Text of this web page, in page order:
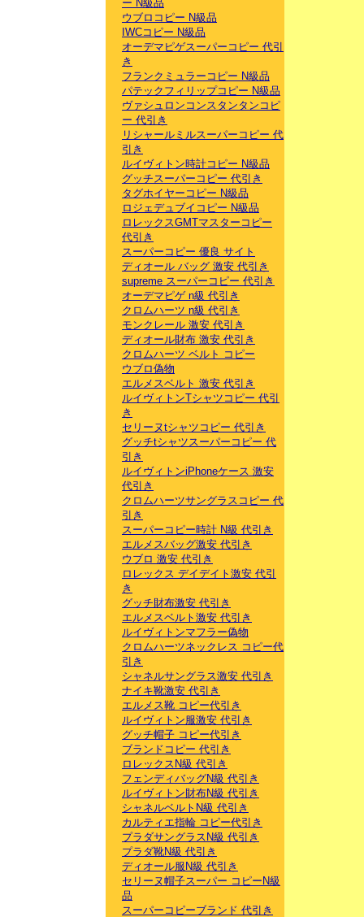
ー N級品
ウブロコピー N級品
IWCコピー N級品
オーデマピゲスーパーコピー 代引
き
フランクミュラーコピー N級品
パテックフィリップコピー N級品
ヴァシュロンコンスタンタンコピ
ー 代引き
リシャールミルスーパーコピー 代
引き
ルイヴィトン時計コピー N級品
グッチスーパーコピー 代引き
タグホイヤーコピー N級品
ロジェデュブイコピー N級品
ロレックスGMTマスターコピー
代引き
スーパーコピー 優良 サイト
ディオール バッグ 激安 代引き
supreme スーパーコピー 代引き
オーデマピゲ n級 代引き
クロムハーツ n級 代引き
モンクレール 激安 代引き
ディオール財布 激安 代引き
クロムハーツ ベルト コピー
ウブロ偽物
エルメスベルト 激安 代引き
ルイヴィトンTシャツコピー 代引
き
セリーヌtシャツコピー 代引き
グッチtシャツスーパーコピー 代
引き
ルイヴィトンiPhoneケース 激安
代引き
クロムハーツサングラスコピー 代
引き
スーパーコピー時計 N級 代引き
エルメスバッグ激安 代引き
ウブロ 激安 代引き
ロレックス デイデイト激安 代引
き
グッチ財布激安 代引き
エルメスベルト激安 代引き
ルイヴィトンマフラー偽物
クロムハーツネックレス コピー代
引き
シャネルサングラス激安 代引き
ナイキ靴激安 代引き
エルメス靴 コピー代引き
ルイヴィトン服激安 代引き
グッチ帽子 コピー代引き
ブランドコピー 代引き
ロレックスN級 代引き
フェンディバッグN級 代引き
ルイヴィトン財布N級 代引き
シャネルベルトN級 代引き
カルティエ指輪 コピー代引き
プラダサングラスN級 代引き
プラダ靴N級 代引き
ディオール服N級 代引き
セリーヌ帽子スーパー コピーN級
品
スーパーコピーブランド 代引き